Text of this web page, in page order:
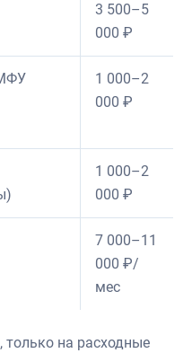
3 500–5
000 ₽
1 000–2
000 ₽
1 000–2
000 ₽
7 000–11
000 ₽/
мес
только на расходные